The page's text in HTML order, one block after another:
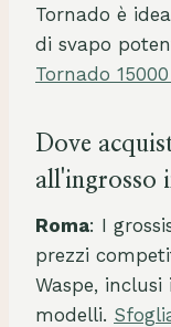
Tornado è
di svapo
Tornado
Dove
all'ingrosso
Roma: I
prezzi
Waspe, inclusi i
modelli.